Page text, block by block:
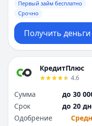
Первый займ бесплатно
Срочно
Получить деньги
КредитПлюс
4.6
Сумма
до 30
Срок
до 20
Одобрение